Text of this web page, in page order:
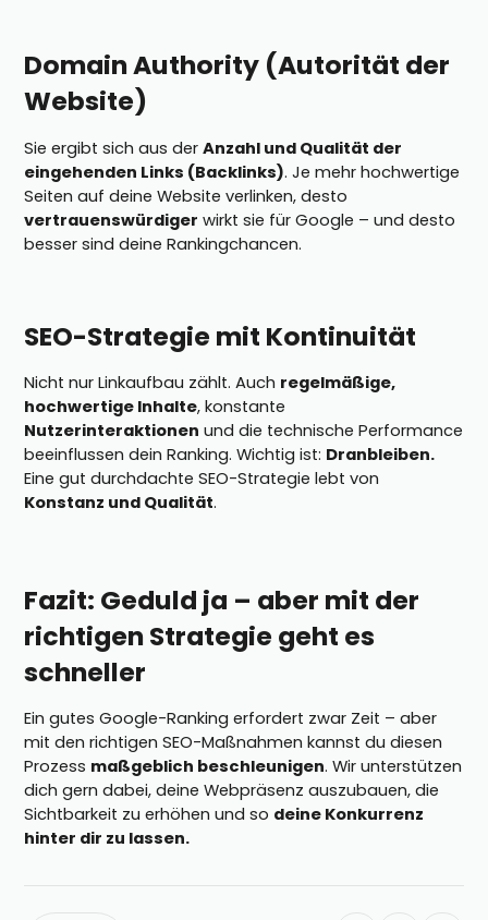
Domain Authority (Autorität der
Website)
Sie ergibt sich aus derAnzahl und Qualität der
eingehenden Links (Backlinks). Je mehr hochwertige
Seiten auf deine Website verlinken, desto
vertrauenswürdiger wirkt sie für Google – und desto
besser sind deine Rankingchancen.
SEO-Strategie mit Kontinuität
Nicht nur Linkaufbau zählt. Auch regelmäßige,
hochwertige Inhalte, konstante
Nutzerinteraktionen und die technische Performance
beeinflussen dein Ranking. Wichtig ist: Dranbleiben.
Eine gut durchdachte SEO-Strategie lebt von
Konstanz und Qualität.
Fazit: Geduld ja – aber mit der
richtigen Strategie geht es
schneller
Ein gutes Google-Ranking erfordert zwar Zeit – aber
mit den richtigen SEO-Maßnahmen kannst du diesen
Prozess maßgeblich beschleunigen. Wir unterstützen
dich gern dabei, deine Webpräsenz auszubauen, die
Sichtbarkeit zu erhöhen und so deine Konkurrenz
hinter dir zu lassen.